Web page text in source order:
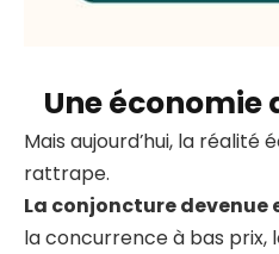
Une économie
Mais aujourd’hui, la réalité
rattrape.
La conjoncture
la concurrence à bas prix,